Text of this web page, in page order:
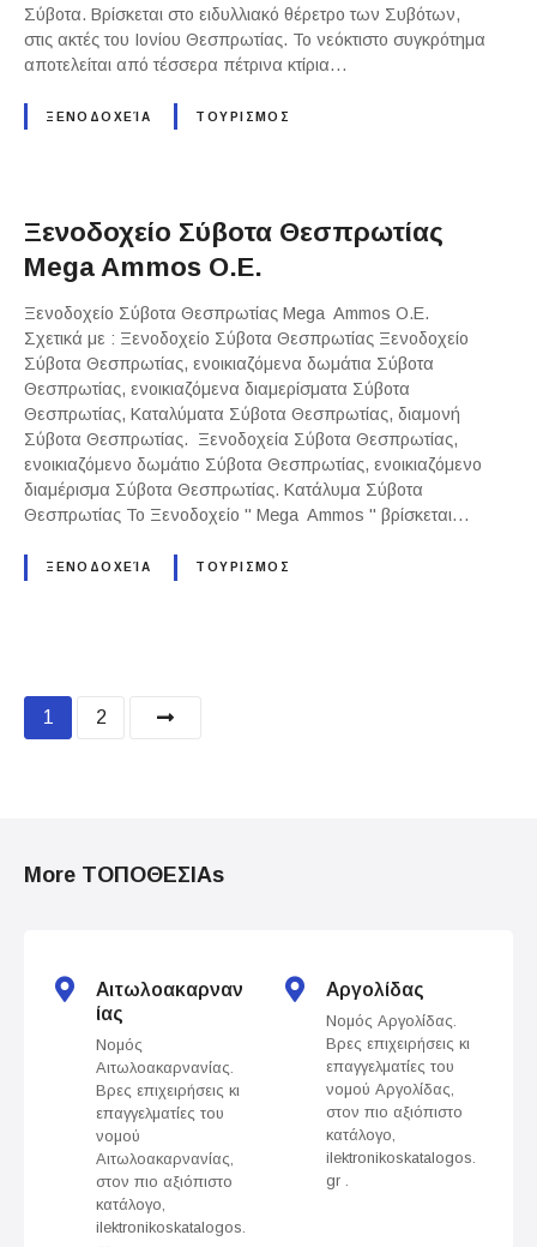
Σύβοτα. Βρίσκεται στο ειδυλλιακό θέρετρο των Συβότων,
στις ακτές του Ιονίου Θεσπρωτίας. Το νεόκτιστο συγκρότημα
αποτελείται από τέσσερα πέτρινα κτίρια…
ΞΕΝΟΔΟΧΕΊΑ ΤΟΥΡΙΣΜΟΣ
Ξενοδοχείο Σύβοτα Θεσπρωτίας
Mega Ammos Ο.Ε.
Ξενοδοχείο Σύβοτα Θεσπρωτίας Mega Ammos Ο.Ε.
Σχετικά με : Ξενοδοχείο Σύβοτα Θεσπρωτίας Ξενοδοχείο
Σύβοτα Θεσπρωτίας, ενοικιαζόμενα δωμάτια Σύβοτα
Θεσπρωτίας, ενοικιαζόμενα διαμερίσματα Σύβοτα
Θεσπρωτίας, Καταλύματα Σύβοτα Θεσπρωτίας, διαμονή
Σύβοτα Θεσπρωτίας. Ξενοδοχεία Σύβοτα Θεσπρωτίας,
ενοικιαζόμενο δωμάτιο Σύβοτα Θεσπρωτίας, ενοικιαζόμενο
διαμέρισμα Σύβοτα Θεσπρωτίας. Κατάλυμα Σύβοτα
Θεσπρωτίας Το Ξενοδοχείο " Mega Ammos " βρίσκεται…
ΞΕΝΟΔΟΧΕΊΑ ΤΟΥΡΙΣΜΟΣ
P
t
1 2
More ΤΟΠΟΘΕΣΙΑs
Αιτωλοακαρναν
ίας
Νομός
Αιτωλοακαρνανίας.
Βρες επιχειρήσεις κι
επαγγελματίες του
νομού
Αιτωλοακαρνανίας,
στον πιο αξιόπιστο
κατάλογο,
ilektronikoskatalogos.
Αργολίδας
Νομός Αργολίδας.
Βρες επιχειρήσεις κι
επαγγελματίες του
νομού Αργολίδας,
στον πιο αξιόπιστο
κατάλογο,
ilektronikoskatalogos.
gr .